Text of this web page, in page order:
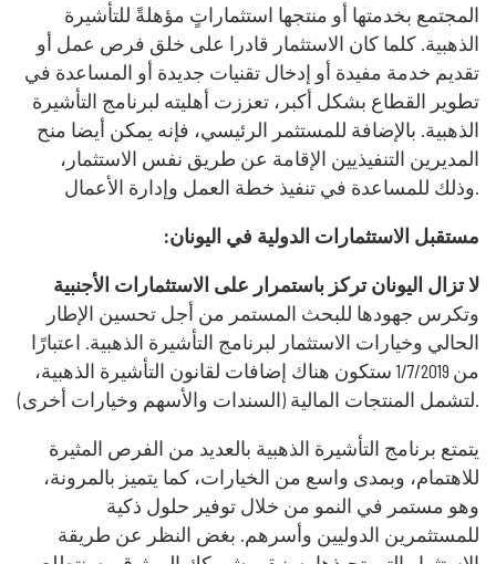
المجتمع بخدمتها أو منتجها استثماراتٍ مؤهلةً للتأشيرة
الذهبية. كلما كان الاستثمار قادرا على خلق فرص عمل أو
تقديم خدمة مفيدة أو إدخال تقنيات جديدة أو المساعدة في
تطوير القطاع بشكل أكبر، تعززت أهليته لبرنامج التأشيرة
الذهبية. بالإضافة للمستثمر الرئيسي، فإنه يمكن أيضا منح
المديرين التنفيذيين الإقامة عن طريق نفس الاستثمار،
وذلك للمساعدة في تنفيذ خطة العمل وإدارة الأعمال.
:مستقبل الاستثمارات الدولية في اليونان
لا تزال اليونان تركز باستمرار على الاستثمارات الأجنبية
وتكرس جهودها للبحث المستمر من أجل تحسين الإطار
الحالي وخيارات الاستثمار لبرنامج التأشيرة الذهبية. اعتبارًا
من 1/7/2019 ستكون هناك إضافات لقانون التأشيرة الذهبية،
لتشمل المنتجات المالية (السندات والأسهم وخيارات أخرى).
يتمتع برنامج التأشيرة الذهبية بالعديد من الفرص المثيرة
للاهتمام، وبمدى واسع من الخيارات، كما يتميز بالمرونة،
وهو مستمر في النمو من خلال توفير حلول ذكية
للمستثمرين الدوليين وأسرهم. بغض النظر عن طريقة